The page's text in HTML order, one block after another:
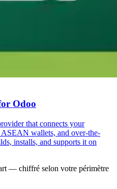
Odoo
that connects your
wallets, and over-the-
installs, and supports it on
— chiffré selon votre périmètre